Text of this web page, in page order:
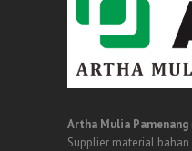
Artha Mulia Pamenang
Supplier material